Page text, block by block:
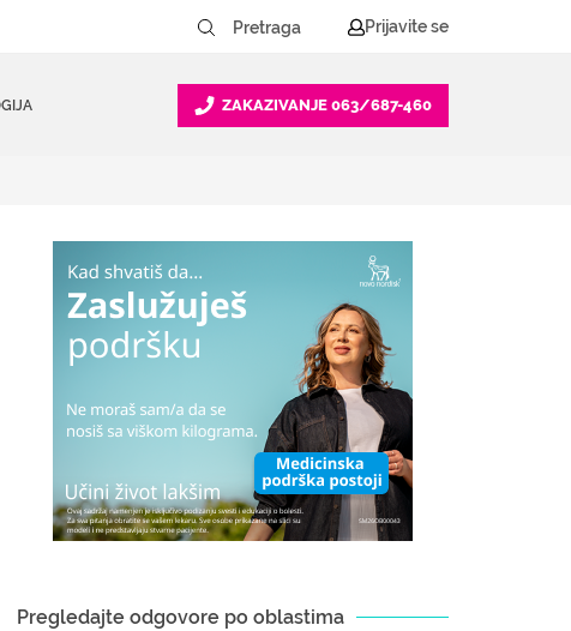
Prijavite se
ZAKAZIVANJE 063/687-460
Pregledajte odgovore po oblastima